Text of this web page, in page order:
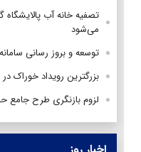
تصفیه خانه آب
می‌شود
توسعه و بروز رسانی
بزرگترین رویداد خوراک
لزوم بازنگری طرح جامع